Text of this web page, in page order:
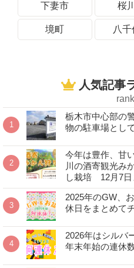
下妻市 桜
境町 八
人気記事
栃木市中心部の
物の駐車場とし
今年は豊作、
川の酒寄観光み
し栽培 12月7日
2025年のGW、
休日をまとめて
2026年はシルバ
年末年始の連休